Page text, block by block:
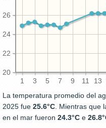
1 3 5 7 9 11 13
20
22
24
26
La temperatura promedio del
2025 fue 25.6°C . Mientras que
en el mar fueron 24.3°C e